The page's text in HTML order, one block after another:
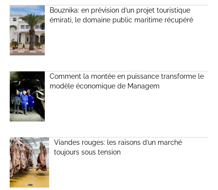
Bouznika: en prévision d’un projet touristique
émirati, le domaine public maritime récupéré
Comment la montée en puissance transforme le
modèle économique de Managem
Viandes rouges: les raisons d’un marché
toujours sous tension